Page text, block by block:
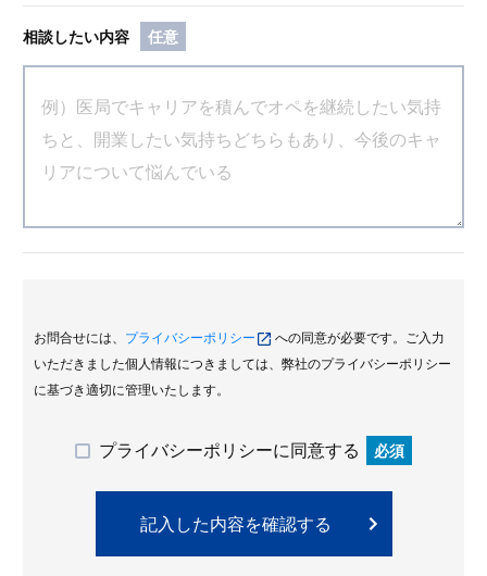
相談したい内容 任意
お問合せには、 プライバシーポリシー
への同意が必要です。ご入力
いただきました個人情報につきましては、弊社のプライバシーポリシー
に基づき適切に管理いたします。
プライバシーポリシーに同意する 必須